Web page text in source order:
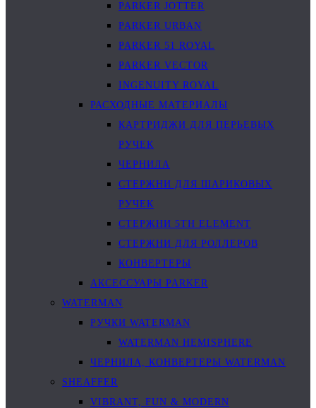
PARKER JOTTER
PARKER URBAN
PARKER 51 ROYAL
PARKER VECTOR
INGENUITY ROYAL
РАСХОДНЫЕ МАТЕРИАЛЫ
КАРТРИДЖИ ДЛЯ ПЕРЬЕВЫХ
РУЧЕК
ЧЕРНИЛА
СТЕРЖНИ ДЛЯ ШАРИКОВЫХ
РУЧЕК
СТЕРЖНИ 5TH ELEMENT
СТЕРЖНИ ДЛЯ РОЛЛЕРОВ
КОНВЕРТЕРЫ
АКСЕССУАРЫ PARKER
WATERMAN
РУЧКИ WATERMAN
WATERMAN HEMISPHERE
ЧЕРНИЛА, КОНВЕРТЕРЫ WATERMAN
SHEAFFER
VIBRANT, FUN & MODERN